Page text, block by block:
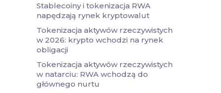
Stablecoiny i tokenizacja RWA
napędzają rynek kryptowalut
Tokenizacja aktywów rzeczywistych
w 2026: krypto wchodzi na rynek
obligacji
Tokenizacja aktywów rzeczywistych
w natarciu: RWA wchodzą do
głównego nurtu